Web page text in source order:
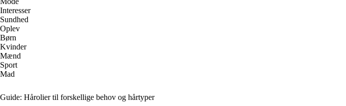
Interesser
Sundhed
Oplev
Børn
Kvinder
Mænd
Sport
Mad
Guide: Hårolier til forskellige behov og hårtyper